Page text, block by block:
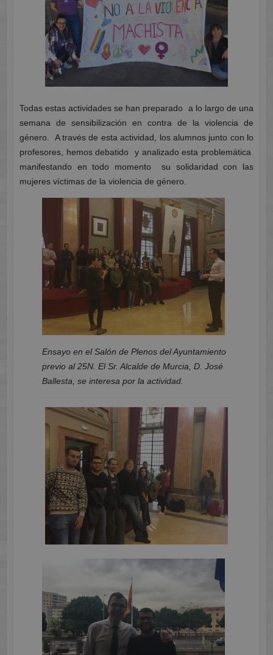
Todas estas actividades se han preparado a lo largo de una
semana de sensibilización en contra de la violencia de
género. A través de esta actividad, los alumnos junto con lo
profesores, hemos debatido y analizado esta problemática
manifestando en todo momento su solidaridad con las
mujeres víctimas de la violencia de género.
Ensayo en el Salón de Plenos del Ayuntamiento
previo al 25N. El Sr. Alcalde de Murcia, D. José
Ballesta, se interesa por la actividad.